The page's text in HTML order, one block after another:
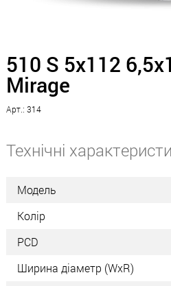
510 S 5x112
Mirage
Арт.: 314
Технічні
Модель
Колір
PCD
Ширина діаметр (WxR)